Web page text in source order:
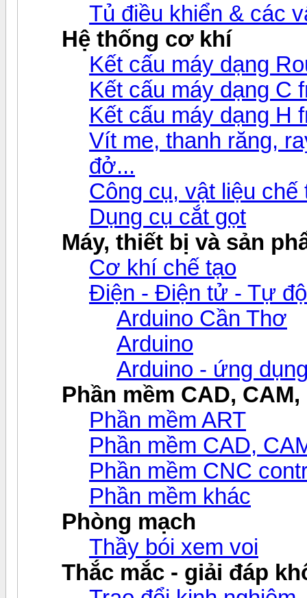
Tủ điều khiển & các
Hệ thống cơ khí
Kết cấu máy dạng
Kết cấu máy dạng C
Kết cấu máy dạng H
Vít me, thanh răng,
đở...
Công cụ, vật liệu chế
Dụng cụ cắt gọt
Máy, thiết bị và sản
Cơ khí chế tạo
Điện - Điện tử - Tự
Arduino Cần Thơ
Arduino
Arduino - ứng
Phần mềm CAD, CAM,
Phần mềm ART
Phần mềm CAD,
Phần mềm CNC
Phần mềm khác
Phòng mạch
Thầy bói xem voi
Thắc mắc - giải đáp